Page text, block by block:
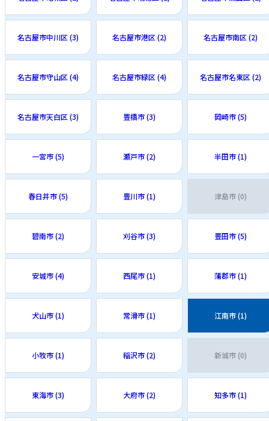
名古屋市中川区 (3) 名古屋市港区 (2) 名古屋市南区 (2)
名古屋市守山区 (4) 名古屋市緑区 (4) 名古屋市名東区 (2)
名古屋市天白区 (3) 豊橋市 (3) 岡崎市 (5)
一宮市 (5) 瀬戸市 (2) 半田市 (1)
春日井市 (5) 豊川市 (1) 津島市 (0)
碧南市 (2) 刈谷市 (3) 豊田市 (5)
安城市 (4) 西尾市 (1) 蒲郡市 (1)
犬山市 (1) 常滑市 (1) 江南市 (1)
小牧市 (1) 稲沢市 (2) 新城市 (0)
東海市 (3) 大府市 (2) 知多市 (1)